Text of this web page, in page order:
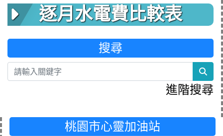
逐月水電費比較表
搜尋
進階搜尋
桃園市心靈加油站